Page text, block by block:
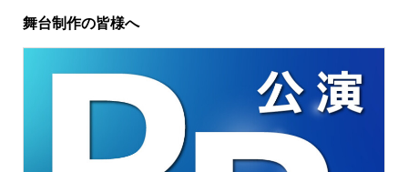
舞台制作の皆様へ